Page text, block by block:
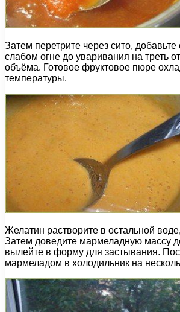
Затем перетрите через сито,
слабом огне до уваривания на треть
объёма. Готовое фруктовое пюре
температуры.
Желатин растворите в остальной
Затем доведите мармеладную массу
вылейте в форму для застывания.
мармеладом в холодильник на